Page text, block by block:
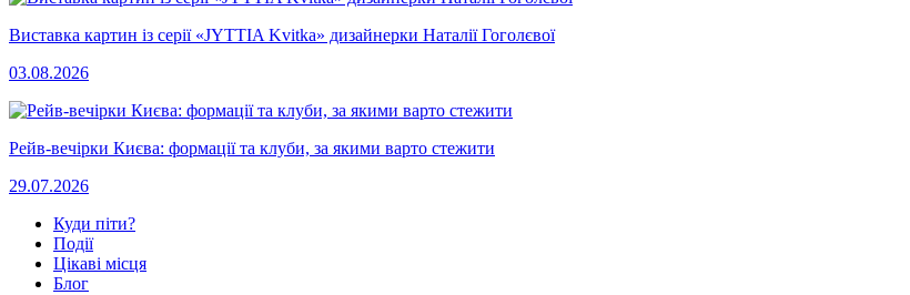
Виставка картин із серії «JYTTIA Kvitka» дизайнерки Наталії Гоголєвої
03.08.2026
Рейв-вечірки Києва: формації та клуби, за якими варто стежити
29.07.2026
Куди піти?
Події
Цікаві місця
Блог